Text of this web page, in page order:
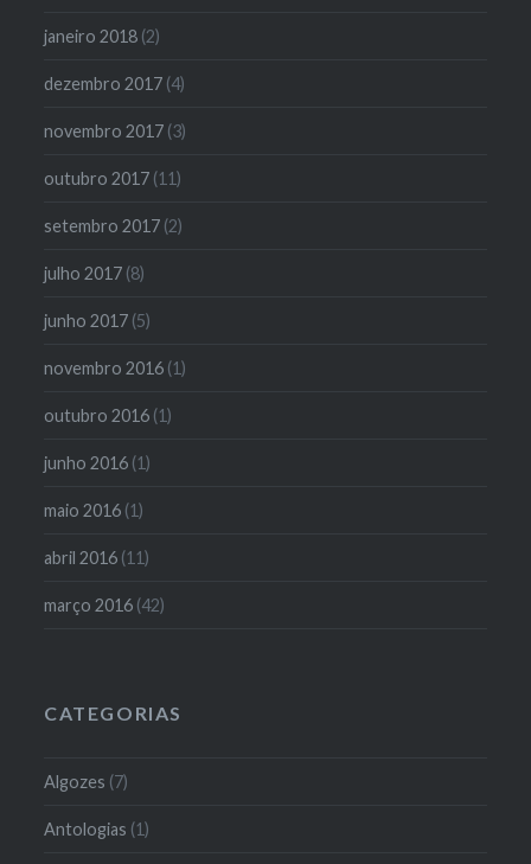
janeiro 2018 (2)
dezembro 2017 (4)
novembro 2017 (3)
outubro 2017 (11)
setembro 2017 (2)
julho 2017 (8)
junho 2017 (5)
novembro 2016 (1)
outubro 2016 (1)
junho 2016 (1)
maio 2016 (1)
abril 2016 (11)
março 2016 (42)
CATEGORIAS
Algozes (7)
Antologias (1)